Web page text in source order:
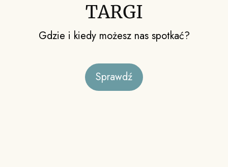
TARGI
Gdzie i kiedy możesz nas spotkać?
Sprawdź